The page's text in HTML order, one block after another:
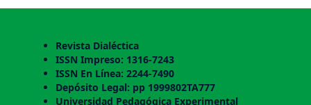
Revista Dialéctica
ISSN Impreso: 1316-7243
ISSN En Línea: 2244-7490
Depósito Legal: pp 1999802TA777
Universidad Pedagógica Experimental